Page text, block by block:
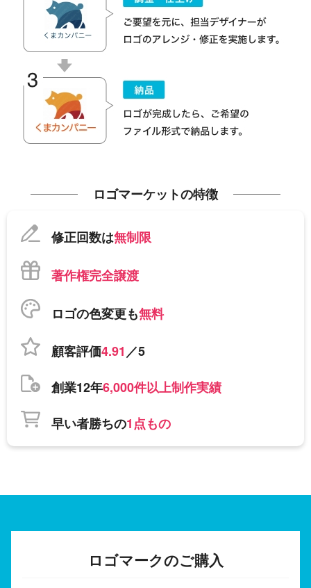
ロゴマーケットの特徴
修正回数は無制限
著作権完全譲渡
ロゴの色変更も無料
顧客評価4.91／5
創業12年6,000件以上制作実績
早い者勝ちの1点もの
ロゴマークのご購入